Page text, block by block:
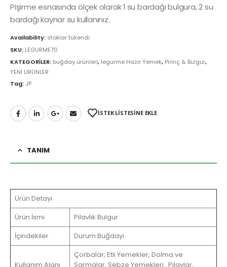
Pişirme esnasında ölçek olarak 1 su bardağı bulgura, 2 su
bardağı kaynar su kullanınız.
Availability: stoklar tükendi
SKU: LEGURME70
KATEGORİLER: buğday ürünleri, legurme Hazır Yemek, Pirinç & Bulgur,
YENİ ÜRÜNLER
Tag:JP
İSTEK LİSTESİNE EKLE
TANIM
Ürün Detayı
Ürün İsmi
Pilavlık Bulgur
İçindekiler
Durum Buğdayı
Kullanım Alanı
Çorbalar, Etli Yemekler, Dolma ve
Sarmalar, Sebze Yemekleri , Pilavlar,